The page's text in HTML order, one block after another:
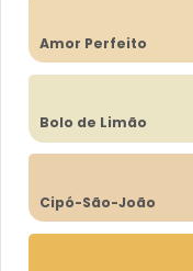
Amor Perfeito
Bolo de Limão
Cipó-São-João